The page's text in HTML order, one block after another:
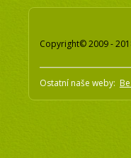
Copyright© 2009 -
Ostatní naše weby: